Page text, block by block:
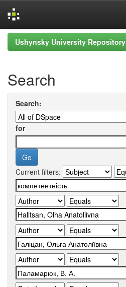
Skip
navigation
Ushynsky University Repository
Search
Search:
for
Current filters: